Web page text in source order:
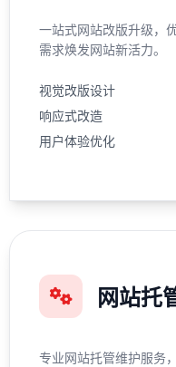
一站式网站改版升级，
需求焕发网站新活力。
视觉改版设计
响应式改造
用户体验优化
网站托
专业网站托管维护服务